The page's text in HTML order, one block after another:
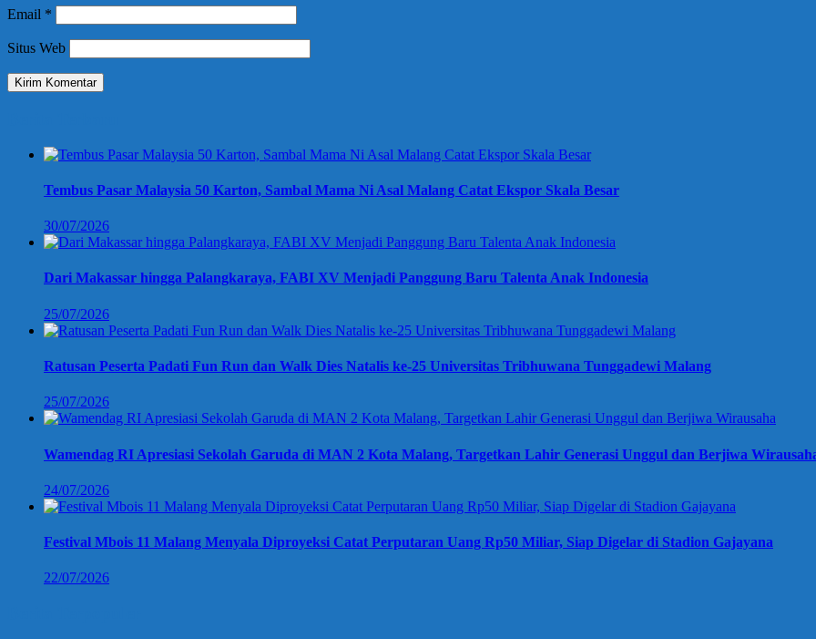
Email *
Situs Web
Tembus Pasar Malaysia 50 Karton, Sambal Mama Ni Asal Malang Catat Ekspor Skala Besar
30/07/2026
Dari Makassar hingga Palangkaraya, FABI XV Menjadi Panggung Baru Talenta Anak Indonesia
25/07/2026
Ratusan Peserta Padati Fun Run dan Walk Dies Natalis ke-25 Universitas Tribhuwana Tunggadewi Malang
25/07/2026
Wamendag RI Apresiasi Sekolah Garuda di MAN 2 Kota Malang, Targetkan Lahir Generasi Unggul dan Berjiwa
24/07/2026
Festival Mbois 11 Malang Menyala Diproyeksi Catat Perputaran Uang Rp50 Miliar, Siap Digelar di Stadion Gajayana
22/07/2026